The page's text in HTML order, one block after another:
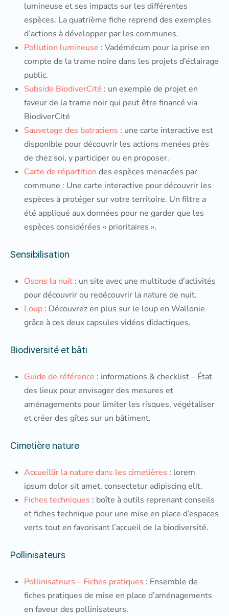
lumineuse et ses impacts sur les différentes
espèces. La quatrième fiche reprend des exemples
d’actions à développer par les communes.
Pollution lumineuse : Vadémécum pour la prise en
compte de la trame noire dans les projets d’éclairage
public.
Subside BiodiverCité : un exemple de projet en
faveur de la trame noir qui peut être financé via
BiodiverCité
Sauvetage des batraciens : une carte interactive est
disponible pour découvrir les actions menées près
de chez soi, y participer ou en proposer.
Carte de répartition des espèces menacées par
commune : Une carte interactive pour découvrir les
espèces à protéger sur votre territoire. Un filtre a
été appliqué aux données pour ne garder que les
espèces considérées « prioritaires ».
Sensibilisation
Osons la nuit : un site avec une multitude d’activités
pour découvrir ou redécouvrir la nature de nuit.
Loup : Découvrez en plus sur le loup en Wallonie
grâce à ces deux capsules vidéos didactiques.
Biodiversité et bâti
Guide de référence : informations & checklist – État
des lieux pour envisager des mesures et
aménagements pour limiter les risques, végétaliser
et créer des gîtes sur un bâtiment.
Cimetière nature
Accueillir la nature dans les cimetières : lorem
ipsum dolor sit amet, consectetur adipiscing elit.
Fiches techniques : boîte à outils reprenant conseils
et fiches technique pour une mise en place d’espaces
verts tout en favorisant l’accueil de la biodiversité.
Pollinisateurs
Pollinisateurs – Fiches pratiques : Ensemble de
fiches pratiques de mise en place d’aménagements
en faveur des pollinisateurs.